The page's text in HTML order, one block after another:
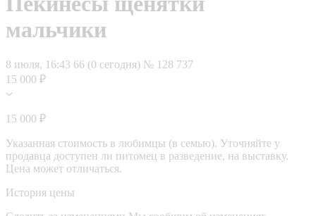
мальчики
8 июля, 16:43 66 (0 сегодня) № 128 737
15 000 ₽
15 000 ₽
Указанная стоимость в любимцы (в семью). Уточняйте у
продавца доступен ли питомец в разведение, на выставку.
Цена может отличаться.
История цены